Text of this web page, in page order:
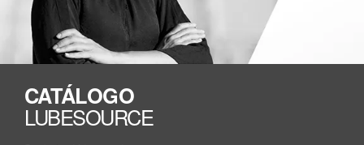
CATÁLOGO
LUBESOURCE